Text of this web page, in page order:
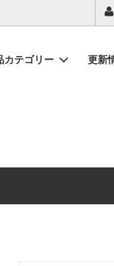
カテゴリー 更新
ティーク家具